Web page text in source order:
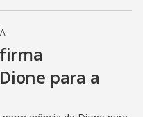
para a